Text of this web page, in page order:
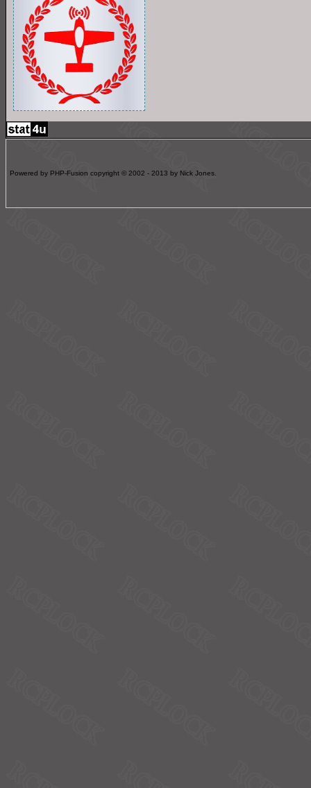
Powered by PHP-Fusion copyright © 2002 - 2013 by Nick Jones.